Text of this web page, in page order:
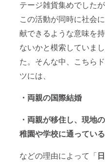
テージ雑貨集めでしたが
この活動が同時に社会
献できるような意味を
ないかと模索していまし
た。そんな中、こちら
ツには、
・両親の国際結婚
・両親が移住し、現地
稚園や学校に通っている
などの理由によって「